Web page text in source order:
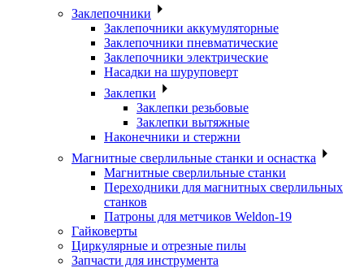
Заклепочники
Заклепочники аккумуляторные
Заклепочники пневматические
Заклепочники электрические
Насадки на шуруповерт
Заклепки
Заклепки резьбовые
Заклепки вытяжные
Наконечники и стержни
Магнитные сверлильные станки и оснастка
Магнитные сверлильные станки
Переходники для магнитных сверлильных
станков
Патроны для метчиков Weldon-19
Гайковерты
Циркулярные и отрезные пилы
Запчасти для инструмента